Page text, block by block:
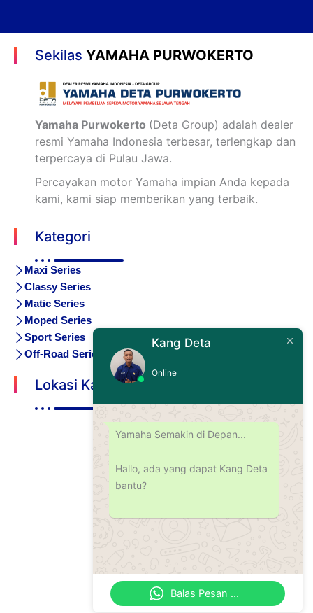
Sekilas YAMAHA PURWOKERTO
Yamaha Purwokerto (Deta Group) adalah dealer
resmi Yamaha Indonesia terbesar, terlengkap dan
terpercaya di Pulau Jawa.
Percayakan motor Yamaha impian Anda kepada
kami, kami siap memberikan yang terbaik.
Kategori
Maxi Series
Classy Series
Matic Series
Moped Series
Sport Series
Off-Road Series
Lokasi Kami
Kang Deta
Online
Yamaha Semakin di Depan...
Hallo, ada yang dapat Kang Deta
bantu?
Balas Pesan ...